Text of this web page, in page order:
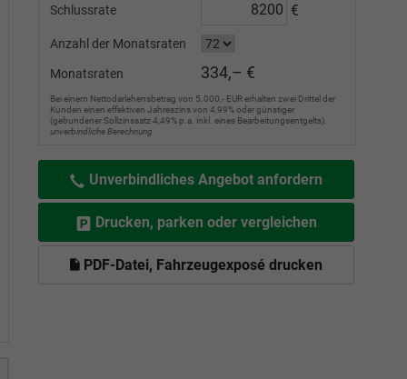
Schlussrate €
Anzahl der Monatsraten
Monatsraten 334,– €
Bei einem Nettodarlehensbetrag von 5.000,- EUR erhalten zwei Drittel der
Kunden einen effektiven Jahreszins von 4,99% oder günstiger
(gebundener Sollzinssatz 4,49% p.a. inkl. eines Bearbeitungsentgelts).
unverbindliche Berechnung
Unverbindliches Angebot anfordern
Drucken, parken oder vergleichen
PDF-Datei, Fahrzeugexposé drucken